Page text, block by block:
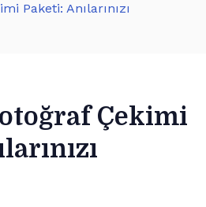
Paketi: Anılarınızı
Çekimi